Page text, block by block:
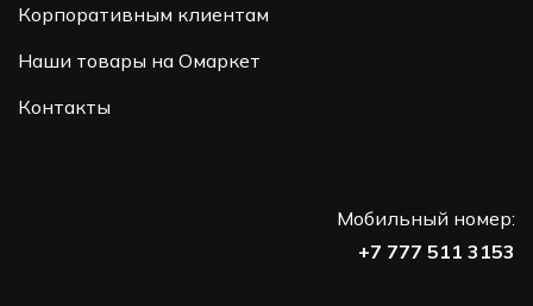
Корпоративным клиентам
Наши товары на Омаркет
Контакты
Мобильный номер:
+7 777 511 3153